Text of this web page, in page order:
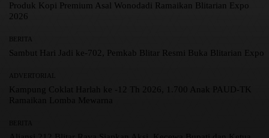
Produk Kopi Premium Asal Wonodadi Ramaikan Blitarian Expo
2026
BERITA
Sambut Hari Jadi ke-702, Pemkab Blitar Resmi Buka Blitarian Expo
ADVERTORIAL
Kampung Coklat Harlah ke -12 Th 2026, 1.700 Anak PAUD-TK
Ramaikan Lomba Mewarna